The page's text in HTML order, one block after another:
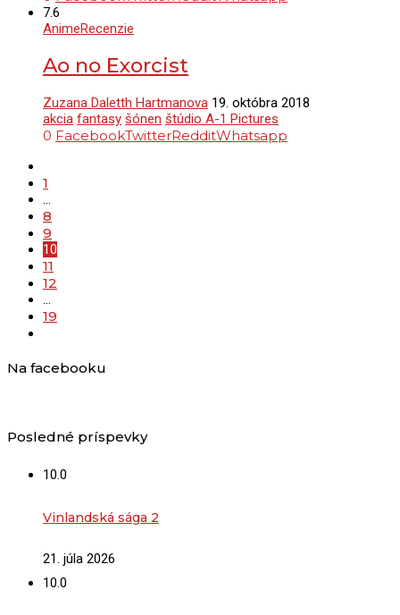
7.6
AnimeRecenzie
Ao no Exorcist
Zuzana Daletth Hartmanova 19. októbra 2018
akcia fantasy šónen štúdio A-1 Pictures
0 FacebookTwitterRedditWhatsapp
1
…
8
9
10
11
12
…
19
Na facebooku
Posledné príspevky
10.0
Vinlandská sága 2
21. júla 2026
10.0